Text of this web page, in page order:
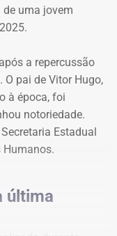
de uma jovem
a repercussão
pai de Vitor Hugo,
à época, foi
notoriedade.
Estadual
Humanos.
última